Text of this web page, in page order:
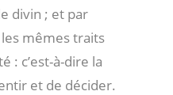
divin ; et par
mêmes traits
: c’est-à-dire la
et de décider.